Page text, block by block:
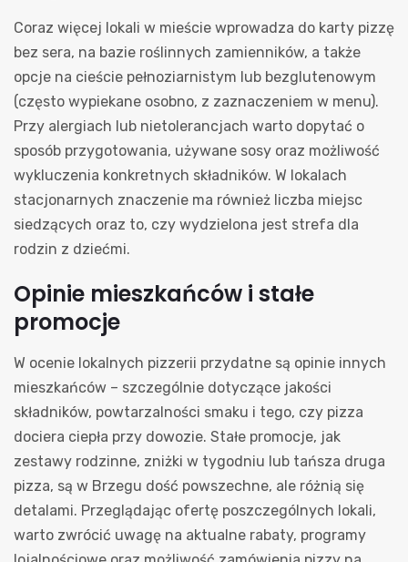
Coraz więcej lokali w mieście wprowadza do karty pizzę
bez sera, na bazie roślinnych zamienników, a także
opcje na cieście pełnoziarnistym lub bezglutenowym
(często wypiekane osobno, z zaznaczeniem w menu).
Przy alergiach lub nietolerancjach warto dopytać o
sposób przygotowania, używane sosy oraz możliwość
wykluczenia konkretnych składników. W lokalach
stacjonarnych znaczenie ma również liczba miejsc
siedzących oraz to, czy wydzielona jest strefa dla
rodzin z dziećmi.
Opinie mieszkańców i stałe
promocje
W ocenie lokalnych pizzerii przydatne są opinie innych
mieszkańców – szczególnie dotyczące jakości
składników, powtarzalności smaku i tego, czy pizza
dociera ciepła przy dowozie. Stałe promocje, jak
zestawy rodzinne, zniżki w tygodniu lub tańsza druga
pizza, są w Brzegu dość powszechne, ale różnią się
detalami. Przeglądając ofertę poszczególnych lokali,
warto zwrócić uwagę na aktualne rabaty, programy